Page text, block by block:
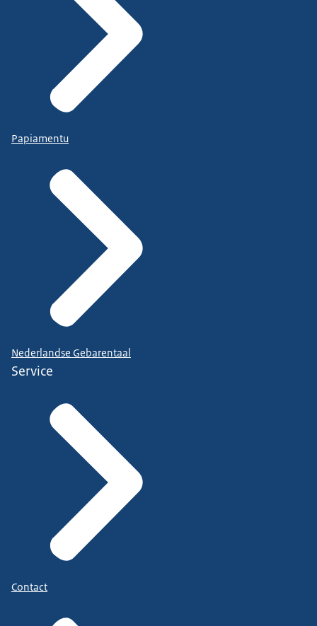
Papiamentu
Nederlandse Gebarentaal
Service
Contact